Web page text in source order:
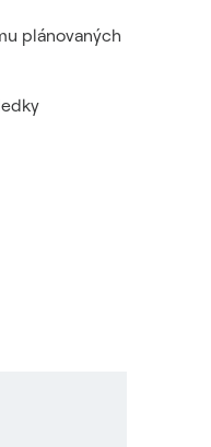
plánovaných